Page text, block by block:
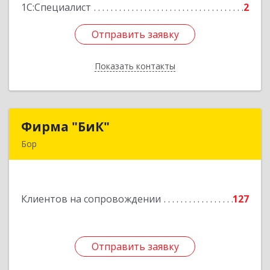
1С:Специалист 2
Отправить заявку
Показать контакты
Отправить заявку
Назад
Фирма "БиК"
Бор
Клиентов на сопровождении 127
Отправить заявку
Подробнее
Отправить заявку